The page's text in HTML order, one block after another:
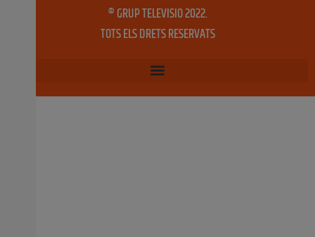
amb presentació i col·loqui de Begoña Siles, professora
de la Universitat CEU-Cardenal Herrera. La
pel·lícula es podrà
No hi ha comentaris